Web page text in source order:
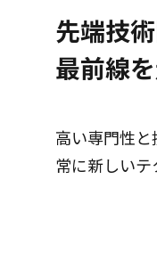
先端技
最前線
高い専門性
常に新しいテ